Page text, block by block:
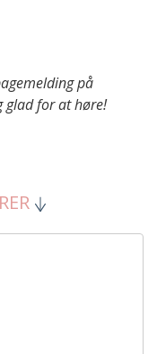
på
glad for at høre!